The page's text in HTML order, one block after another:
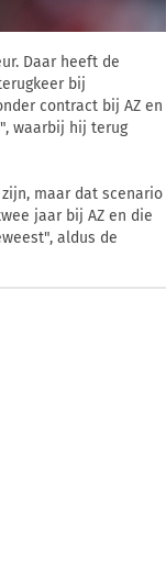
Daar heeft de
bij
contract bij AZ en
waarbij hij terug
maar dat scenario
jaar bij AZ en die
aldus de